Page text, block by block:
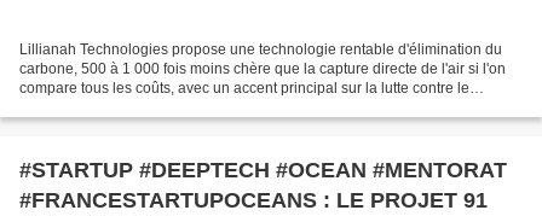
Lillianah Technologies propose une technologie rentable d'élimination du
carbone, 500 à 1 000 fois moins chère que la capture directe de l'air si l'on
compare tous les coûts, avec un accent principal sur la lutte contre le
#STARTUP #DEEPTECH #OCEAN #MENTORAT
#FRANCESTARTUPOCEANS : LE PROJET 91